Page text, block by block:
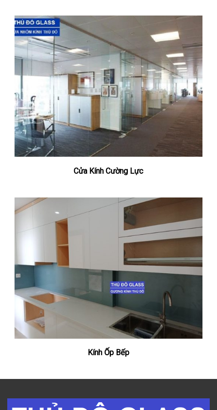
Cửa Kính Cường Lực
Kính Ốp Bếp